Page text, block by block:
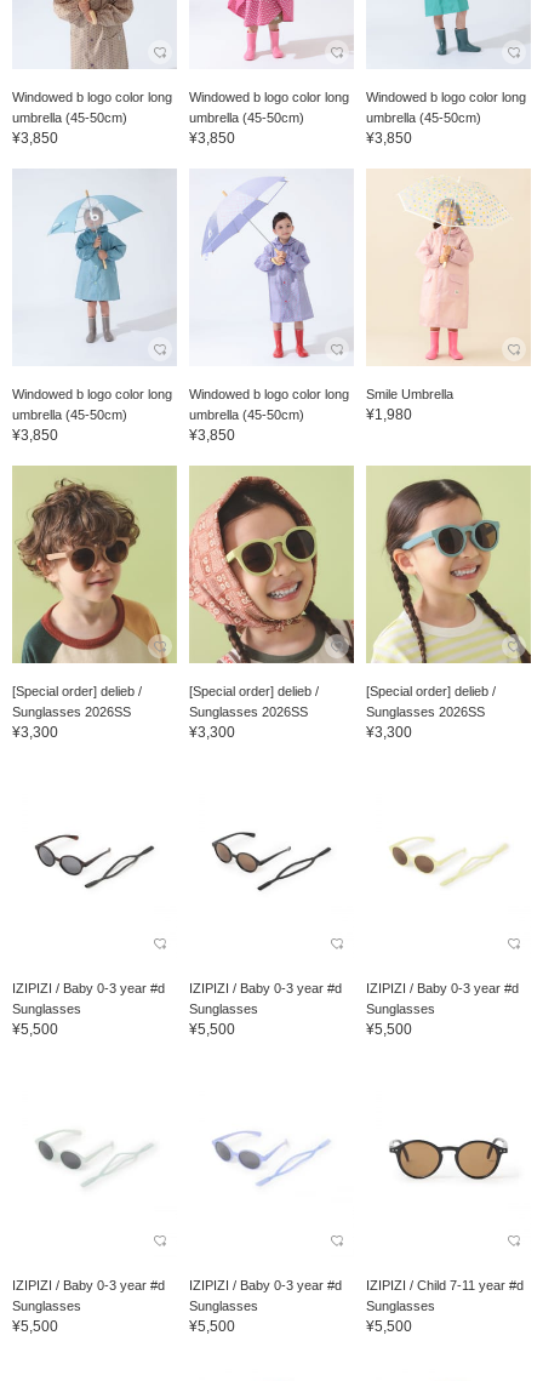
Windowed b logo color long
umbrella (45-50cm)
¥3,850
Windowed b logo color long
umbrella (45-50cm)
¥3,850
Windowed b logo color long
umbrella (45-50cm)
¥3,850
Windowed b logo color long
umbrella (45-50cm)
¥3,850
Windowed b logo color long
umbrella (45-50cm)
¥3,850
Smile Umbrella
¥1,980
[Special order] delieb /
Sunglasses 2026SS
¥3,300
[Special order] delieb /
Sunglasses 2026SS
¥3,300
[Special order] delieb /
Sunglasses 2026SS
¥3,300
IZIPIZI / Baby 0-3 year #d
Sunglasses
¥5,500
IZIPIZI / Baby 0-3 year #d
Sunglasses
¥5,500
IZIPIZI / Baby 0-3 year #d
Sunglasses
¥5,500
IZIPIZI / Baby 0-3 year #d
Sunglasses
¥5,500
IZIPIZI / Baby 0-3 year #d
Sunglasses
¥5,500
IZIPIZI / Child 7-11 year #d
Sunglasses
¥5,500